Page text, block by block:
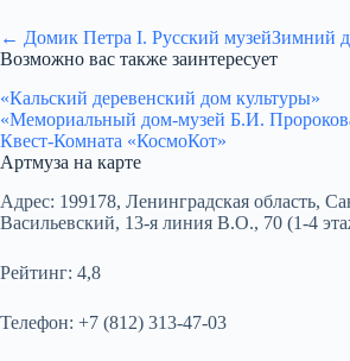
← Домик Петра I. Русский музейЗимний
Возможно вас также заинтересует
«Кальский деревенский дом культуры»
«Мемориальный дом-музей Б.И.
Квест-Комната «КосмоКот»
Артмуза на карте
Адрес: 199178, Ленинградская область,
Васильевский, 13-я линия В.О., 70 (1-4
Рейтинг: 4,8
Телефон: +7 (812) 313-47-03